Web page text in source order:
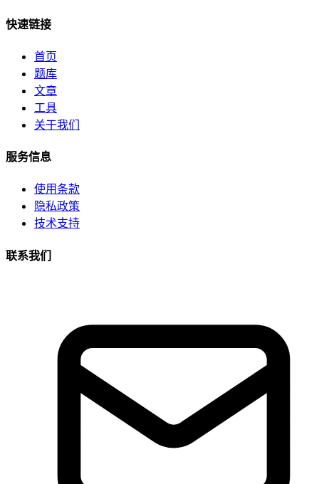
快速链接
首页
题库
文章
工具
关于我们
服务信息
使用条款
隐私政策
技术支持
联系我们